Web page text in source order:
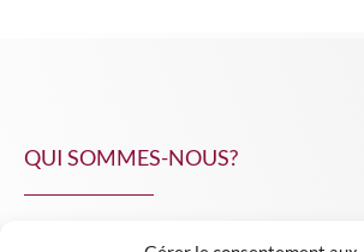
QUI SOMMES-NOUS?